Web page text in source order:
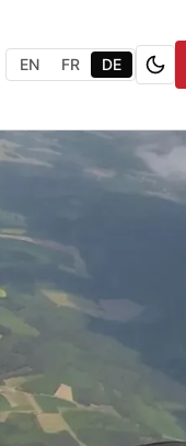
EN FR DE